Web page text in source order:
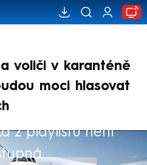
voliči v karanténě
moci hlasovat
z playlistu není